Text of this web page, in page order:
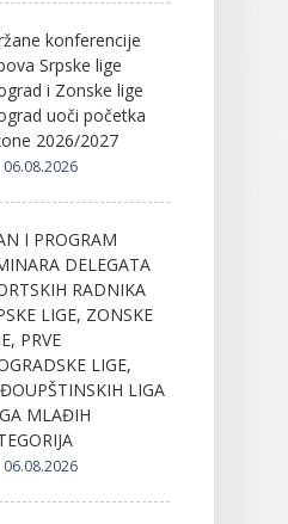
konferencije
Srpske lige
i Zonske lige
uoči početka
2026/2027
06.08.2026
I PROGRAM
DELEGATA
RADNIKA
LIGE, ZONSKE
PRVE
LIGE,
LIGA
MLAĐIH
06.08.2026